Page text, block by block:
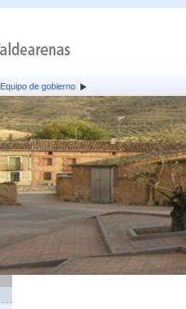
Equipo de gobierno